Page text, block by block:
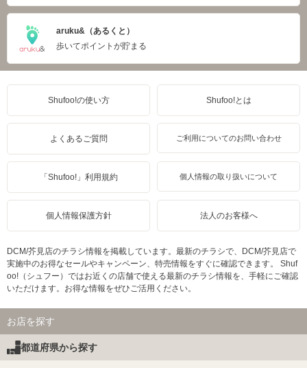
aruku&（あるくと）
歩いてポイントが貯まる
Shufoo!の使い方 Shufoo!とは
よくあるご質問 ご利用についてのお問い合わせ
「Shufoo!」利用規約 個人情報の取り扱いについて
個人情報保護方針 法人のお客様へ
DCM/芥見店のチラシ情報を掲載しています。最新のチラシで、DCM/芥見店で
実施中のお得なセールやキャンペーン、特売情報をすぐに確認できます。 Shuf
oo!（シュフー）ではお近くの店舗で使える最新のチラシ情報を、手軽にご確認
いただけます。お得な情報をぜひご活用ください。
お店を探す
都道府県から探す